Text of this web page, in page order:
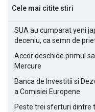
Cele mai citite stiri
SUA au cumparat yeni
deceniu, ca semn de
Accor deschide primul
Mercure
Banca de Investitii si
a Comisiei Europene
Peste trei sferturi dintre